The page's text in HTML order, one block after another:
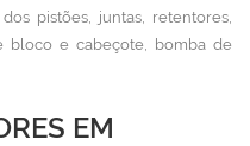
pistões, juntas, retentores,
bloco e cabeçote, bomba de
EM